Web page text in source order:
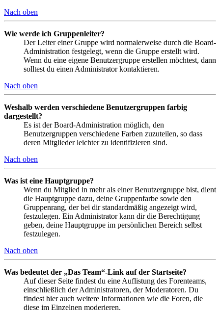
Nach oben
Wie werde ich Gruppenleiter?
Der Leiter einer Gruppe wird normalerweise durch die Board-
Administration festgelegt, wenn die Gruppe erstellt wird.
Wenn du eine eigene Benutzergruppe erstellen möchtest, dann
solltest du einen Administrator kontaktieren.
Nach oben
Weshalb werden verschiedene Benutzergruppen farbig
dargestellt?
Es ist der Board-Administration möglich, den
Benutzergruppen verschiedene Farben zuzuteilen, so dass
deren Mitglieder leichter zu identifizieren sind.
Nach oben
Was ist eine Hauptgruppe?
Wenn du Mitglied in mehr als einer Benutzergruppe bist, dient
die Hauptgruppe dazu, deine Gruppenfarbe sowie den
Gruppenrang, der bei dir standardmäßig angezeigt wird,
festzulegen. Ein Administrator kann dir die Berechtigung
geben, deine Hauptgruppe im persönlichen Bereich selbst
festzulegen.
Nach oben
Was bedeutet der „Das Team“-Link auf der Startseite?
Auf dieser Seite findest du eine Auflistung des Forenteams,
einschließlich der Administratoren, der Moderatoren. Du
findest hier auch weitere Informationen wie die Foren, die
diese im Einzelnen moderieren.